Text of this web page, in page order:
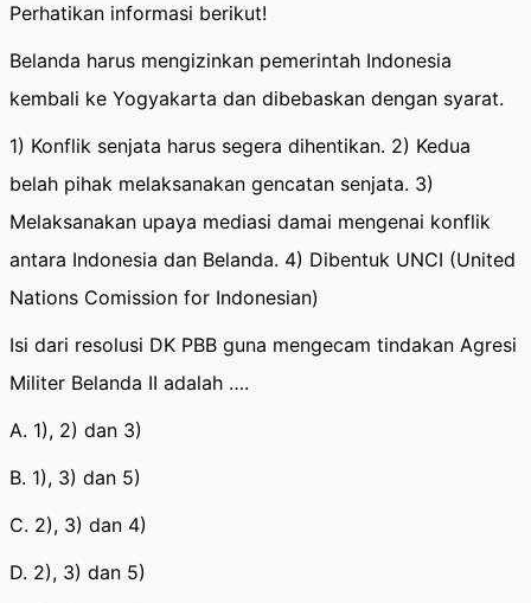
Perhatikan informasi berikut!
Belanda harus mengizinkan pemerintah Indonesia
kembali ke Yogyakarta dan dibebaskan dengan syarat.
1) Konflik senjata harus segera dihentikan. 2) Kedua
belah pihak melaksanakan gencatan senjata. 3)
Melaksanakan upaya mediasi damai mengenai konflik
antara Indonesia dan Belanda. 4) Dibentuk UNCI (United
Nations Comission for Indonesian)
Isi dari resolusi DK PBB guna mengecam tindakan Agresi
Militer Belanda II adalah ….
A. 1), 2) dan 3)
B. 1), 3) dan 5)
C. 2), 3) dan 4)
D. 2), 3) dan 5)